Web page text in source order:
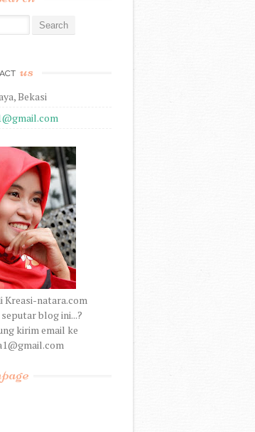
us
Bekasi
Kreasi-natara.com
blog ini...?
kirim email ke